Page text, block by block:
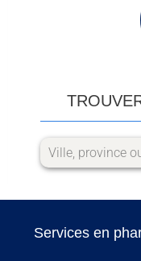
Services en